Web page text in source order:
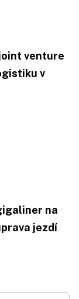
venture
v
na
jezdí